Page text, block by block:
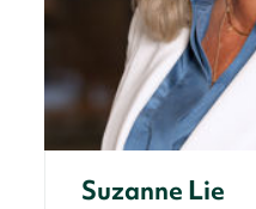
Suzanne Lie